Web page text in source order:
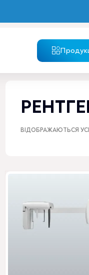
ВІДОБРАЖАЮТЬСЯ УСІ
кілька
варіантів.